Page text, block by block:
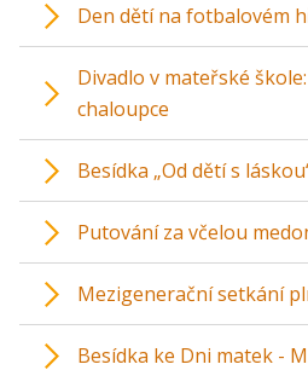
Den dětí na fotbalovém
Divadlo v mateřské
chaloupce
Besídka „Od dětí s
Putování za včelou
Mezigenerační setkání
Besídka ke Dni matek -